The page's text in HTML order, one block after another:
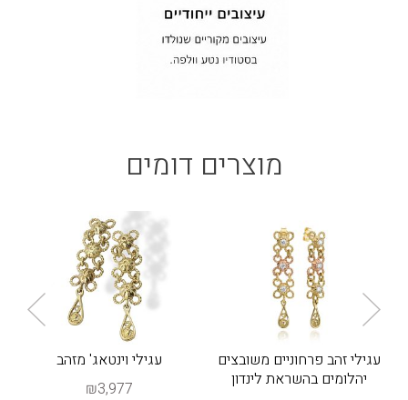
מוצרים דומים
עגילי זהב פרחוניים משובצים
יהלומים בהשראת לינדון
עגילי וינטאג' מזהב
₪3,977